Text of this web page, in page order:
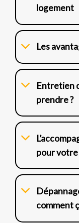
logement
Les
Entretien
prendre ?
pour
comment